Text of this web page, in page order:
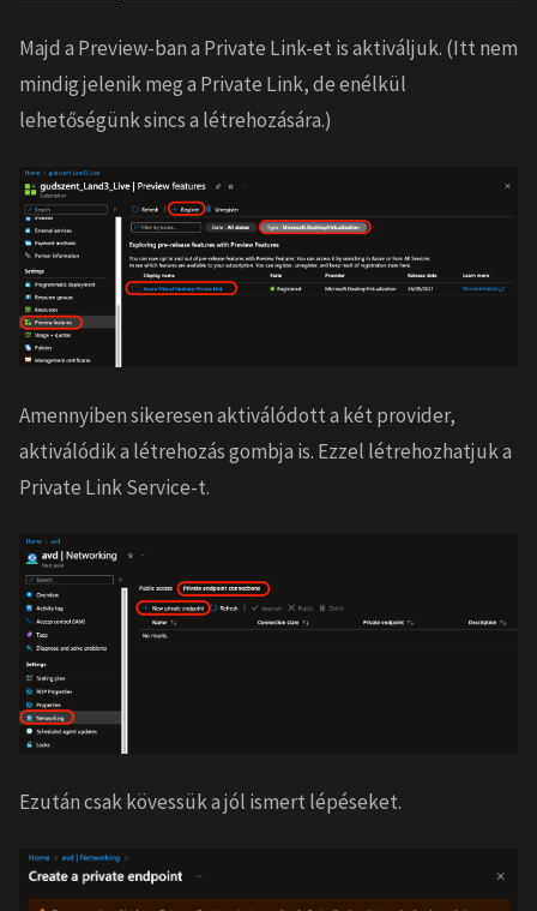
Majd a Preview-ban a Private Link-et is aktiváljuk. (Itt nem
mindig jelenik meg a Private Link, de enélkül
lehetőségünk sincs a létrehozására.)
Amennyiben sikeresen aktiválódott a két provider,
aktiválódik a létrehozás gombja is. Ezzel létrehozhatjuk a
Private Link Service-t.
Ezután csak kövessük a jól ismert lépéseket.